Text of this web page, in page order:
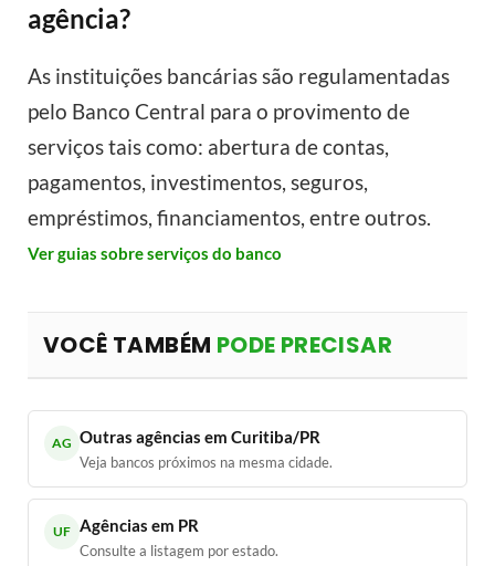
agência?
As instituições bancárias são regulamentadas
pelo Banco Central para o provimento de
serviços tais como: abertura de contas,
pagamentos, investimentos, seguros,
empréstimos, financiamentos, entre outros.
Ver guias sobre serviços do banco
VOCÊ TAMBÉM PODE PRECISAR
AG Outras agências em Curitiba/PR
Veja bancos próximos na mesma cidade.
UF Agências em PR
Consulte a listagem por estado.